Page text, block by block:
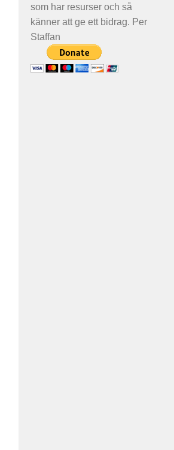
som har resurser och så
känner att ge ett bidrag. Per
Staffan